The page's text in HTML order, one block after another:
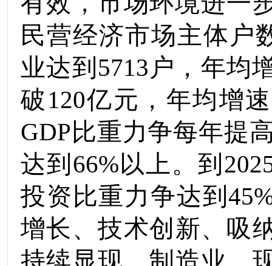
民营经济市场主体户
业达到5713 户，年均
破120亿元 ，年均增
GDP比重力争每年提
达到66%以上 。到202
投资比重力争达到45
增长、技术创新、吸